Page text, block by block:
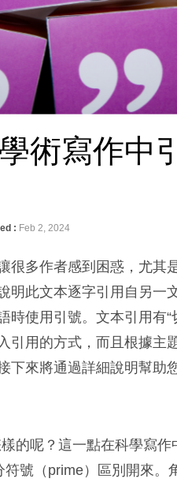
術寫作中
: Feb 2, 2024
很多作者感到困惑，尤其
明此文本逐字引用自另一
時使用引號。文本引用有
引用的方式，而且根據主
下來將通過詳細說明幫助
的呢？這一點在科學寫
符號（prime）區別開來